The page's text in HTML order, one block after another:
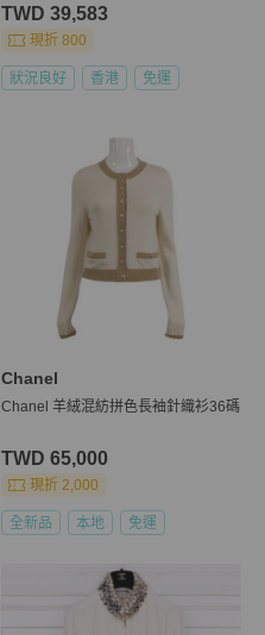
TWD 39,583
現折 800
狀況良好 香港 免運
Chanel
Chanel 羊絨混紡拼色長袖針織衫36碼
TWD 65,000
現折 2,000
全新品 本地 免運